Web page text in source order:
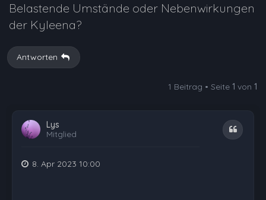
Belastende Umstände oder Nebenwirkungen
der Kyleena?
Antworten
1 Beitrag • Seite 1 von 1
Lys
Mitglied
Zitat
8. Apr 2023 10:00